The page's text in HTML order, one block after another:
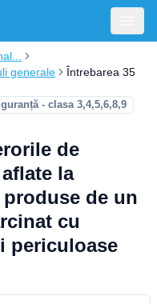
generale Întrebarea 35
- clasa 3,4,5,6,8,9
de
la
de un
cu
periculoase